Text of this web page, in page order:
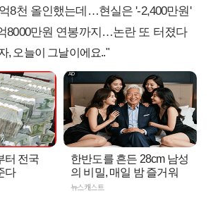
8천 올인했는데…현실은 '-2,400만원'
8000만원 연봉까지…논란 또 터졌다
, 오늘이 그날이에요.."
터 전국
다
한반도를 흔든 28cm 남성
의 비밀, 매일 밤 즐거워
뉴스캐스트